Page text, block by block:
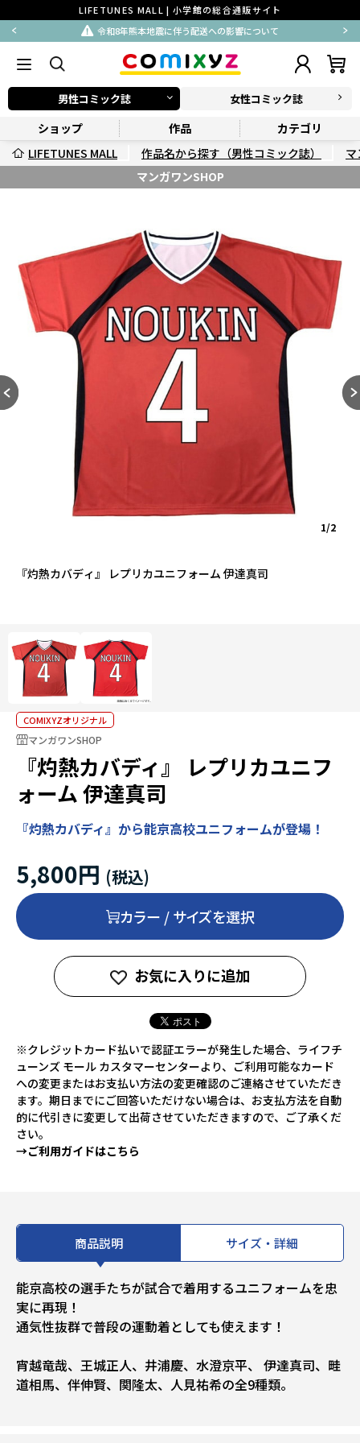
LIFETUNES MALL | 小学館の総合通販サイト
令和8年熊本地震に伴う配送への影響について
男性コミック誌 女性コミック誌
ショップ 作品
カテゴリ
LIFETUNES MALL
作品名から探す（男性コミック誌）
マンガワンSHOP
『灼熱カバディ』 レプリカユニフォーム 伊達真司
1/2
COMIXYZオリジナル
マンガワンSHOP
『灼熱カバディ』 レプリカユニフ
ォーム 伊達真司
『灼熱カバディ』から能京高校ユニフォームが登場！
5,800円
カラー / サイズを選択
お気に入りに追加
※クレジットカード払いで認証エラーが発生した場合、ライフチ
ューンズ モール カスタマーセンターより、ご利用可能なカード
への変更またはお支払い方法の変更確認のご連絡させていただき
ます。期日までにご回答いただけない場合は、お支払方法を自動
的に代引きに変更して出荷させていただきますので、ご了承くだ
さい。
→ご利用ガイドはこちら
商品説明 サイズ・詳細
能京高校の選手たちが試合で着用するユニフォームを忠
実に再現！
通気性抜群で普段の運動着としても使えます！
宵越竜哉、王城正人、井浦慶、水澄京平、 伊達真司、畦
道相馬、伴伸賢、関隆太、人見祐希の全9種類。